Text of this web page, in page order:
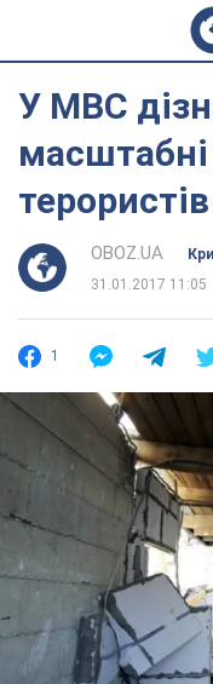
У МВС
OBOZ.UA
31.01.2017 11:05
1